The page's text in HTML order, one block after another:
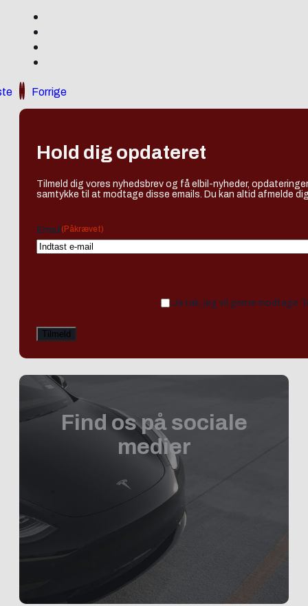
Forrige
Hold dig opdateret
Tilmeld dig vores nyhedsbrev og få elbil-nyheder,
samtykke til at modtage disse emails. Du kan altid afmelde
Email (Påkrævet)
Ja tak, jeg vil gerne modtage
Find os på sociale
medier